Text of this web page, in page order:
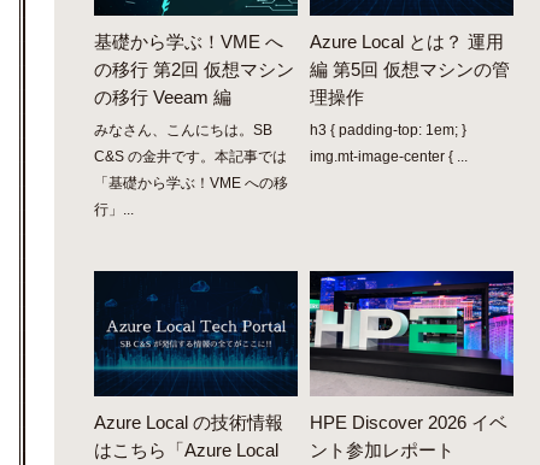
基礎から学ぶ！VME へ
の移行 第2回 仮想マシン
の移行 Veeam 編
みなさん、こんにちは。SB
C&S の金井です。本記事では
「基礎から学ぶ！VME への移
行」...
Azure Local とは？ 運用
編 第5回 仮想マシンの管
理操作
h3 { padding-top: 1em; }
img.mt-image-center { ...
Azure Local の技術情報
はこちら「Azure Local
HPE Discover 2026 イベ
ント参加レポート